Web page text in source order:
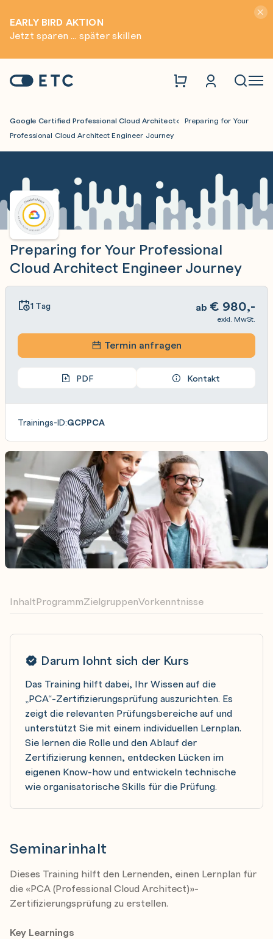
EARLY BIRD AKTION
Jetzt sparen ... später skillen
Startseite: ETC
Google Certified Professional Cloud Architect
Preparing for Your
Professional Cloud Architect Engineer Journey
Preparing for Your Professional
Cloud Architect Engineer Journey
Darum lohnt sich der Kurs
Das Training hilft dabei, Ihr Wissen auf die
„PCA“-Zertifizierungsprüfung auszurichten. Es
zeigt die relevanten Prüfungsbereiche auf und
unterstützt Sie mit einem individuellen Lernplan.
Sie lernen die Rolle und den Ablauf der
Zertifizierung kennen, entdecken Lücken im
eigenen Know-how und entwickeln technische
wie organisatorische Skills für die Prüfung.
Seminarinhalt
Dieses Training hilft den Lernenden, einen Lernplan für
die «PCA (Professional Cloud Architect)»-
Zertifizierungsprüfung zu erstellen.
Key Learnings
InhaltProgrammZielgruppenVorkenntnisse
1 Tag ab € 980,-
exkl. MwSt.
Termin anfragen
PDF Kontakt
Trainings-ID:GCPPCA